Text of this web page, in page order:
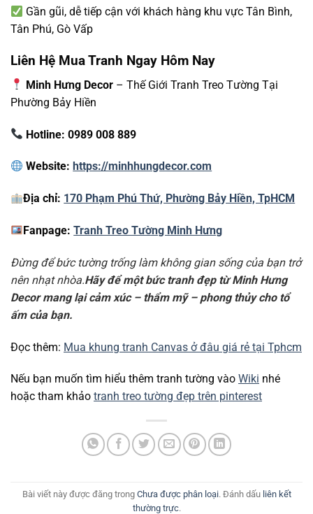
Gần gũi, dễ tiếp cận với khách hàng khu vực Tân Bình,
Tân Phú, Gò Vấp
Liên Hệ Mua Tranh Ngay Hôm Nay
Minh Hưng Decor – Thế Giới Tranh Treo Tường Tại
Phường Bảy Hiền
Hotline: 0989 008 889
Website: https://minhhungdecor.com
Địa chỉ: 170 Phạm Phú Thứ, Phường Bảy Hiền, TpHCM
Fanpage: Tranh Treo Tường Minh Hưng
Đừng để bức tường trống làm không gian sống của bạn trở
nên nhạt nhòa.Hãy để một bức tranh đẹp từ Minh Hưng
Decor mang lại cảm xúc – thẩm mỹ – phong thủy cho tổ
ấm của bạn.
Đọc thêm: Mua khung tranh Canvas ở đâu giá rẻ tại Tphcm
Nếu bạn muốn tìm hiểu thêm tranh tường vào Wiki nhé
hoặc tham khảo tranh treo tường đẹp trên pinterest
Bài viết này được đăng trong Chưa được phân loại. Đánh dấu liên kết
thường trực.